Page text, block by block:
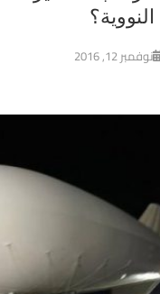
نوفمبر 12, 2016